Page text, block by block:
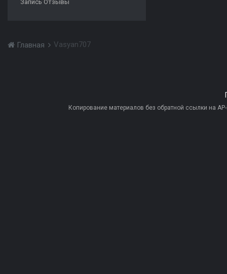
Запись Отзывы
Главная Vasyan707
Копирование материалов без обратной ссылки на